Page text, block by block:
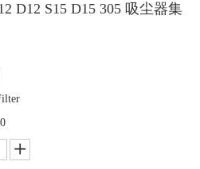
D12 S15 D15 305 吸尘器集